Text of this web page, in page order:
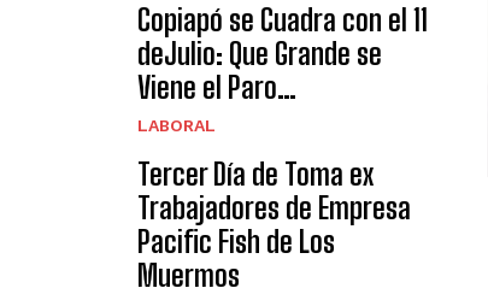
Copiapó se Cuadra con el 11
deJulio: Que Grande se
Viene el Paro…
LABORAL
Tercer Día de Toma ex
Trabajadores de Empresa
Pacific Fish de Los
Muermos